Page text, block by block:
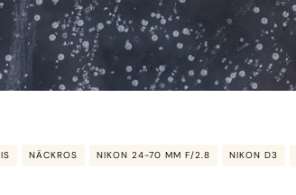
IS NÄCKROS NIKON 24-70 MM F/2.8 NIKON D3